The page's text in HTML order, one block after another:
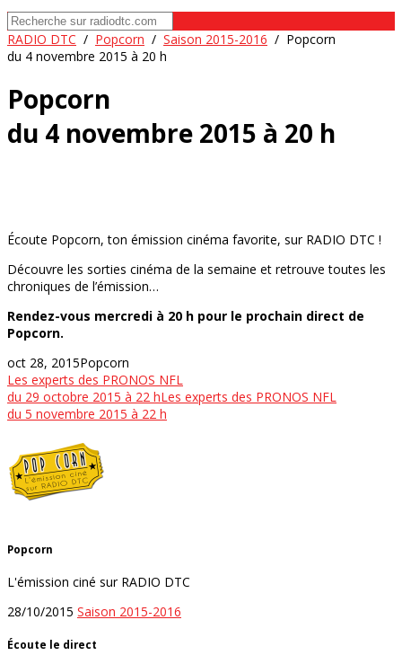
RADIO DTC / Popcorn / Saison 2015-2016 / Popcorn
du 4 novembre 2015 à 20 h
Popcorn
du 4 novembre 2015 à 20 h
Écoute Popcorn, ton émission cinéma favorite, sur RADIO DTC !
Découvre les sorties cinéma de la semaine et retrouve toutes les
chroniques de l’émission…
Rendez-vous mercredi à 20 h pour le prochain direct de
Popcorn.
oct 28, 2015Popcorn
Les experts des PRONOS NFL
du 29 octobre 2015 à 22 hLes experts des PRONOS NFL
du 5 novembre 2015 à 22 h
Popcorn
L'émission ciné sur RADIO DTC
28/10/2015 Saison 2015-2016
Écoute le direct